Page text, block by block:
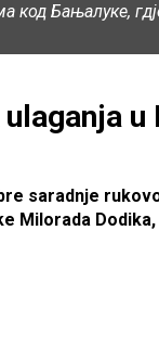
код Бањалуке,
u
saradnje
Milorada